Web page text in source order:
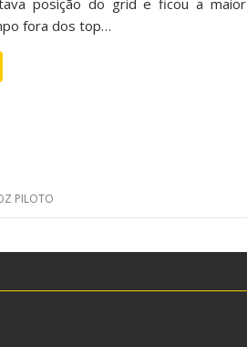
posição do grid e ficou a maior
fora dos top…
PILOTO